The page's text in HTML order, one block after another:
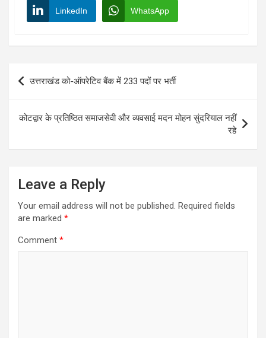
LinkedIn WhatsApp
Post
navigation
उत्तराखंड को-ऑपरेटिव बैंक में 233 पदों पर भर्ती
कोटद्वार के प्रतिष्ठित समाजसेवी और व्यवसाई मदन मोहन सुंदरियाल नहीं
रहे
Leave a Reply
Your email address will not be published. Required fields
are marked *
Comment *